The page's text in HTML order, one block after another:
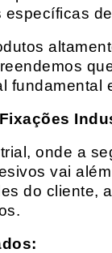
fundamental
onde a
vai
do cliente,